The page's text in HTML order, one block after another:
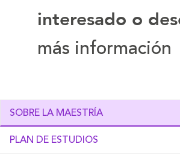
interesado o
más información
SOBRE LA MAESTRÍA
PLAN DE ESTUDIOS